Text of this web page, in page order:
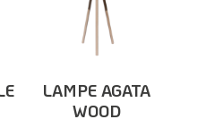
Ajouter Au
Panier
LAMPE AGATA
WOOD